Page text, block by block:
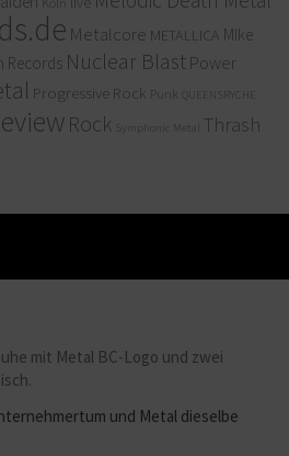
Metalcore METALLICA MIke
Records Nuclear Blast Power
Progressive Rock Punk QUEENSRYCHE
Rock Symphonic Metal
Thrash
und Metal dieselbe